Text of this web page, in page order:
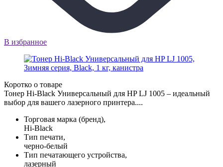
В избранное
Коротко о товаре
Тонер Hi-Black Универсальный для HP LJ 1005 – идеальный
выбор для вашего лазерного принтера....
Торговая марка (бренд),
Hi-Black
Тип печати,
черно-белый
Тип печатающего устройства,
лазерный